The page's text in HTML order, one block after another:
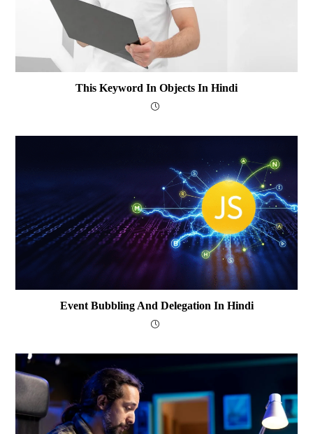
This Keyword In Objects In Hindi
Event Bubbling And Delegation In Hindi